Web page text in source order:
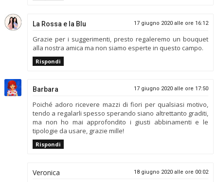
La Rossa e la Blu 17 giugno 2020 alle ore 16:12
Grazie per i suggerimenti, presto regaleremo un bouquet
alla nostra amica ma non siamo esperte in questo campo.
Rispondi
Barbara 17 giugno 2020 alle ore 17:50
Poiché adoro ricevere mazzi di fiori per qualsiasi motivo,
tendo a regalarli spesso sperando siano altrettanto graditi,
ma non ho mai approfondito i giusti abbinamenti e le
tipologie da usare, grazie mille!
Rispondi
Veronica 18 giugno 2020 alle ore 00:02